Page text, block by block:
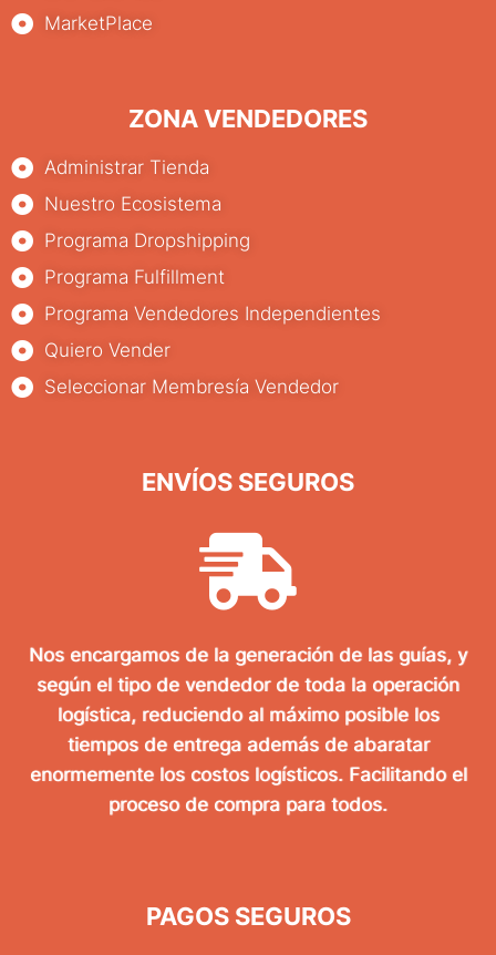
MarketPlace
ZONA VENDEDORES
Administrar Tienda
Nuestro Ecosistema
Programa Dropshipping
Programa Fulfillment
Programa Vendedores Independientes
Quiero Vender
Seleccionar Membresía Vendedor
ENVÍOS SEGUROS
Nos encargamos de la generación de las guías, y
según el tipo de vendedor de toda la operación
logística, reduciendo al máximo posible los
tiempos de entrega además de abaratar
enormemente los costos logísticos. Facilitando el
proceso de compra para todos.
PAGOS SEGUROS